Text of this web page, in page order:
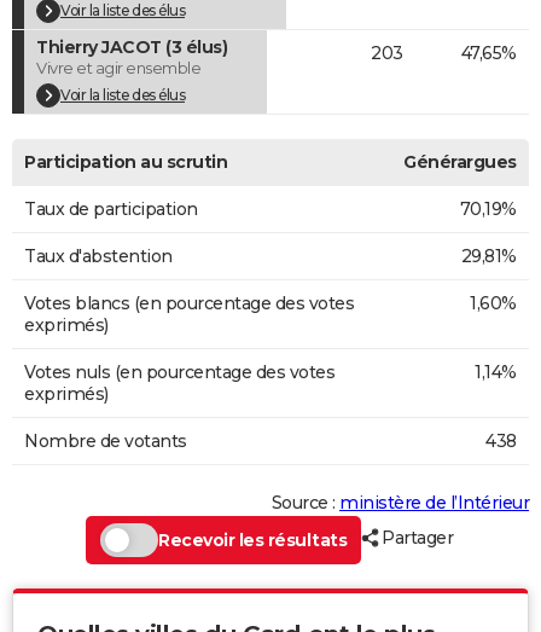
FORUM
Bricolage
Lifestyle
Culture
Sport
Auto
Television
Voyage
Cinema
Voir la liste des élus
Thierry JACOT (3 élus)
Vivre et agir ensemble
Voir la liste des élus
203 47,65%
Participation au scrutin Générargues
Taux de participation 70,19%
Taux d'abstention 29,81%
Votes blancs (en pourcentage des votes
exprimés)
1,60%
Votes nuls (en pourcentage des votes
exprimés)
1,14%
Nombre de votants 438
Source : ministère de l’Intérieur
Recevoir les résultats
Partager